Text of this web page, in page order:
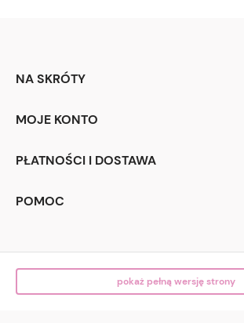
NA SKRÓTY
MOJE KONTO
PŁATNOŚCI I DOSTAWA
POMOC
pokaż pełną wersję strony